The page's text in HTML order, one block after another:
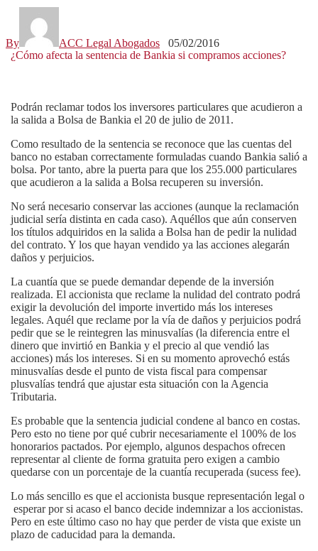
By ACC Legal Abogados
05/02/2016
¿Cómo afecta la sentencia de Bankia si compramos acciones?
Podrán reclamar todos los inversores particulares que acudieron a
la salida a Bolsa de Bankia el 20 de julio de 2011.
Como resultado de la sentencia se reconoce que las cuentas del
banco no estaban correctamente formuladas cuando Bankia salió a
bolsa. Por tanto, abre la puerta para que los 255.000 particulares
que acudieron a la salida a Bolsa recuperen su inversión.
No será necesario conservar las acciones (aunque la reclamación
judicial sería distinta en cada caso). Aquéllos que aún conserven
los títulos adquiridos en la salida a Bolsa han de pedir la nulidad
del contrato. Y los que hayan vendido ya las acciones alegarán
daños y perjuicios.
La cuantía que se puede demandar depende de la inversión
realizada. El accionista que reclame la nulidad del contrato podrá
exigir la devolución del importe invertido más los intereses
legales. Aquél que reclame por la vía de daños y perjuicios podrá
pedir que se le reintegren las minusvalías (la diferencia entre el
dinero que invirtió en Bankia y el precio al que vendió las
acciones) más los intereses. Si en su momento aprovechó estás
minusvalías desde el punto de vista fiscal para compensar
plusvalías tendrá que ajustar esta situación con la Agencia
Tributaria.
Es probable que la sentencia judicial condene al banco en costas.
Pero esto no tiene por qué cubrir necesariamente el 100% de los
honorarios pactados. Por ejemplo, algunos despachos ofrecen
representar al cliente de forma gratuita pero exigen a cambio
quedarse con un porcentaje de la cuantía recuperada (sucess fee).
Lo más sencillo es que el accionista busque representación legal o
esperar por si acaso el banco decide indemnizar a los accionistas.
Pero en este último caso no hay que perder de vista que existe un
plazo de caducidad para la demanda.